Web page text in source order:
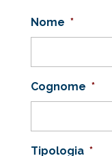
Nome *
Cognome *
Tipologia *